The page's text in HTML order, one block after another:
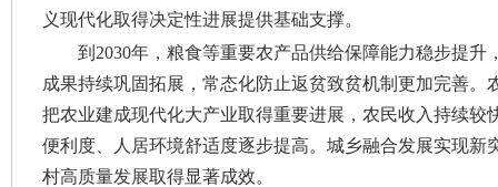
义现代化取得决定性进展提供基础支撑。
到2030年，粮食等重要农产品供给保障能力稳步提
成果持续巩固拓展，常态化防止返贫致贫机制更加完善
把农业建成现代化大产业取得重要进展，农民收入持续
便利度、人居环境舒适度逐步提高。城乡融合发展实现
村高质量发展取得显著成效。